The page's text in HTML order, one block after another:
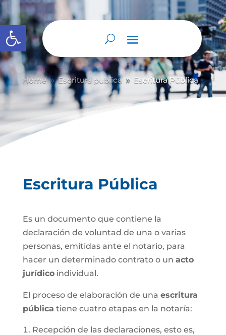
Abrir barra de herramientas
Home 9 Escritura publica 9 Escritura Pública
Escritura Pública
Es un documento que contiene la
declaración de voluntad de una o varias
personas, emitidas ante el notario, para
hacer un determinado contrato o un acto
jurídicoindividual.
El proceso de elaboración de una escritura
pública tiene cuatro etapas en la notaría:
Recepción de las declaraciones, esto es,